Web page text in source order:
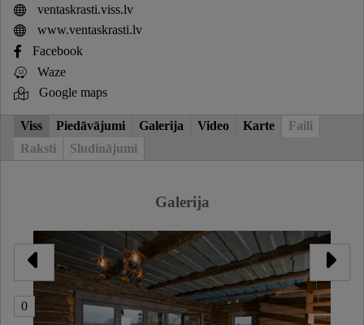
ventaskrasti.viss.lv
www.ventaskrasti.lv
Facebook
Waze
Google maps
Viss Piedāvājumi Galerija Video Karte
Faili
Raksti
Sludinājumi
Galerija
0